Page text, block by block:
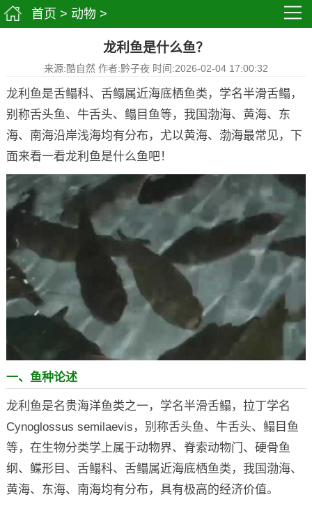
首页 > 动物 >
龙利鱼是什么鱼？
来源:酷自然 作者:黔子夜 时间:2026-02-04 17:00:32
龙利鱼是舌鳎科、舌鳎属近海底栖鱼类，学名半滑舌鳎，
别称舌头鱼、牛舌头、鳎目鱼等，我国渤海、黄海、东
海、南海沿岸浅海均有分布，尤以黄海、渤海最常见，下
面来看一看龙利鱼是什么鱼吧！
一、鱼种论述
龙利鱼是名贵海洋鱼类之一，学名半滑舌鳎，拉丁学名
Cynoglossus semilaevis，别称舌头鱼、牛舌头、鳎目鱼
等，在生物分类学上属于动物界、脊索动物门、硬骨鱼
纲、鲽形目、舌鳎科、舌鳎属近海底栖鱼类，我国渤海、
黄海、东海、南海均有分布，具有极高的经济价值。